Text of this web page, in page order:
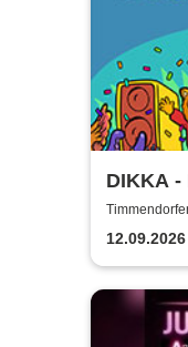
DIKKA
Tour
12.09.2026